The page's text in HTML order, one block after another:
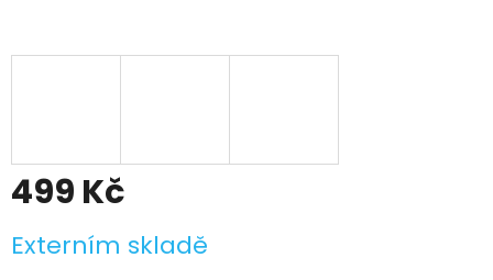
499 Kč
cena:
Externím skladě